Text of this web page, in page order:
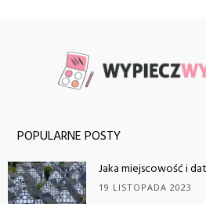
POPULARNE POSTY
Jaka miejscowość i
19 LISTOPADA 2023